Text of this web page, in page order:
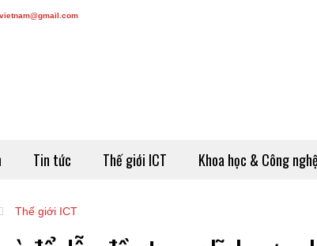
Tin tức Thế giới ICT Khoa học & Công nghệ
Thế giới ICT